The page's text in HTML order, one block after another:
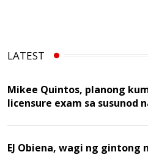
LATEST
Mikee Quintos, planong
licensure exam sa susunod
EJ Obiena, wagi ng gintong